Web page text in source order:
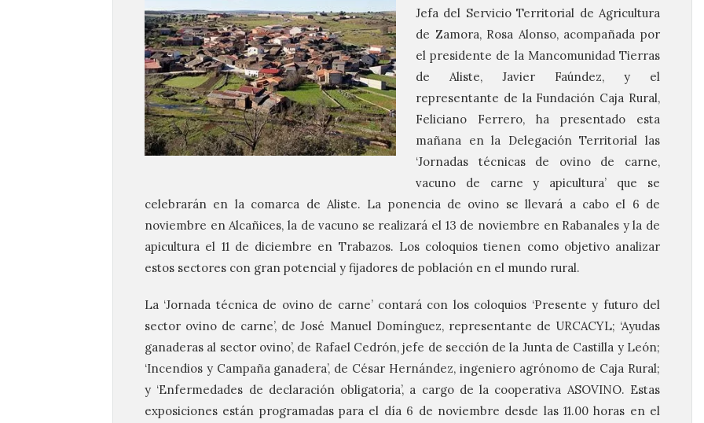
Jefa del Servicio Territorial de Agricultura
de Zamora, Rosa Alonso, acompañada por
el presidente de la Mancomunidad Tierras
de Aliste, Javier Faúndez, y el
representante de la Fundación Caja Rural,
Feliciano Ferrero, ha presentado esta
mañana en la Delegación Territorial las
‘Jornadas técnicas de ovino de carne,
vacuno de carne y apicultura’ que se
celebrarán en la comarca de Aliste. La ponencia de ovino se llevará a cabo el 6 de
noviembre en Alcañices, la de vacuno se realizará el 13 de noviembre en Rabanales y la de
apicultura el 11 de diciembre en Trabazos. Los coloquios tienen como objetivo analizar
estos sectores con gran potencial y fijadores de población en el mundo rural.
La ‘Jornada técnica de ovino de carne’ contará con los coloquios ‘Presente y futuro del
sector ovino de carne’, de José Manuel Domínguez, representante de URCACYL; ‘Ayudas
ganaderas al sector ovino’, de Rafael Cedrón, jefe de sección de la Junta de Castilla y León;
‘Incendios y Campaña ganadera’, de César Hernández, ingeniero agrónomo de Caja Rural;
y ‘Enfermedades de declaración obligatoria’, a cargo de la cooperativa ASOVINO. Estas
exposiciones están programadas para el día 6 de noviembre desde las 11.00 horas en el